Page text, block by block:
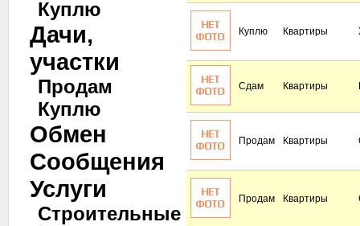
Куплю
Дачи,
участки
Продам
Куплю
Обмен
Сообщения
Услуги
Строительные
Куплю Квартиры
Сдам Квартиры
Продам Квартиры
Продам Квартиры